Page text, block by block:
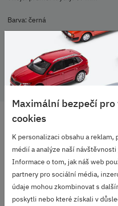
Barva: černá
OEM Audi
DOPRAVA ZDARMA
VELKÝ VÝBĚR
ZNAČEK
RODINNÁ FIRMA
S DLOUHOU TRADICÍ
Maximální bezpečí
cookies
K personalizaci obsahu a
médií a analýze naší návštěvnosti
Informace o tom, jak náš web
partnery pro sociální média,
údaje mohou zkombinovat s
poskytli nebo které získali v